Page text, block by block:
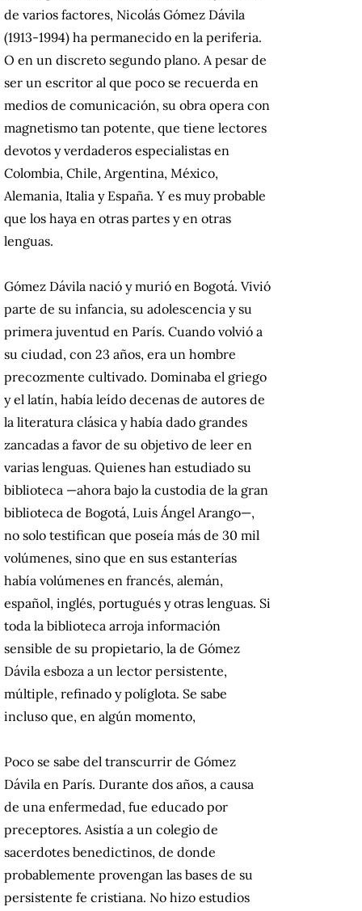
de varios factores, Nicolás Gómez Dávila
(1913-1994) ha permanecido en la periferia.
O en un discreto segundo plano. A pesar de
ser un escritor al que poco se recuerda en
medios de comunicación, su obra opera con
magnetismo tan potente, que tiene lectores
devotos y verdaderos especialistas en
Colombia, Chile, Argentina, México,
Alemania, Italia y España. Y es muy probable
que los haya en otras partes y en otras
lenguas.
Gómez Dávila nació y murió en Bogotá. Vivió
parte de su infancia, su adolescencia y su
primera juventud en París. Cuando volvió a
su ciudad, con 23 años, era un hombre
precozmente cultivado. Dominaba el griego
y el latín, había leído decenas de autores de
la literatura clásica y había dado grandes
zancadas a favor de su objetivo de leer en
varias lenguas. Quienes han estudiado su
biblioteca —ahora bajo la custodia de la gran
biblioteca de Bogotá, Luis Ángel Arango—,
no solo testifican que poseía más de 30 mil
volúmenes, sino que en sus estanterías
había volúmenes en francés, alemán,
español, inglés, portugués y otras lenguas. Si
toda la biblioteca arroja información
sensible de su propietario, la de Gómez
Dávila esboza a un lector persistente,
múltiple, refinado y políglota. Se sabe
incluso que, en algún momento,
Poco se sabe del transcurrir de Gómez
Dávila en París. Durante dos años, a causa
de una enfermedad, fue educado por
preceptores. Asistía a un colegio de
sacerdotes benedictinos, de donde
probablemente provengan las bases de su
persistente fe cristiana. No hizo estudios